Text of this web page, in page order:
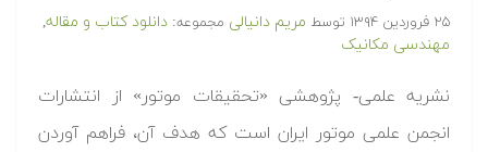
۲۵ فروردین ۱۳۹۴ توسط مریم دانیالی مجموعه: دانلود کتاب و مقاله,
مهندسی مکانیک
نشریه علمی- پژوهشی «تحقیقات موتور» از انتشارات
انجمن علمی موتور ایران است که هدف آن، فراهم آوردن